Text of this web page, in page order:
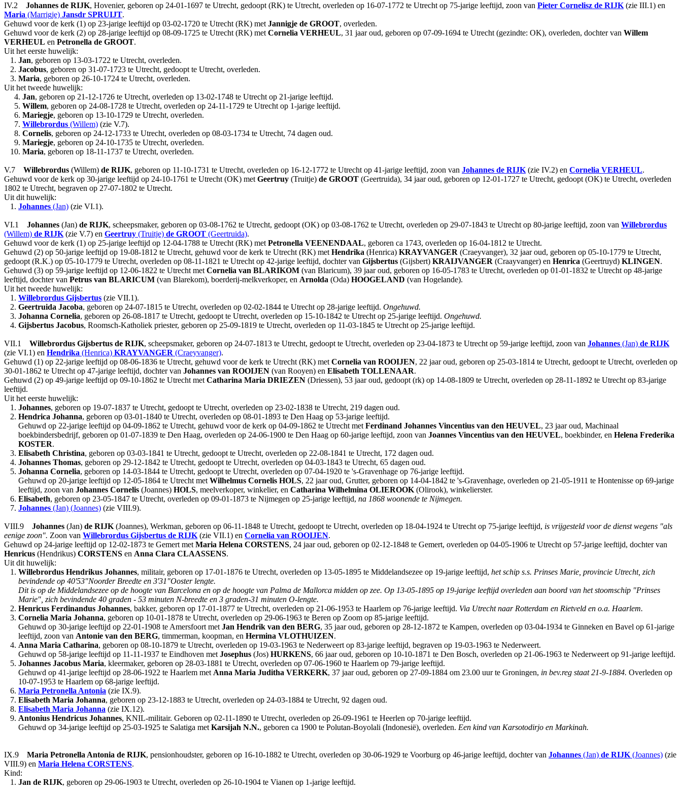
IV.2 Johannes de RIJK, Hovenier, geboren op 24-01-1697 te Utrecht, gedoopt (RK) te Utrecht, overleden op 16-07-1772 te Utrecht op 75-jarige leeftijd, zoon van Pieter Cornelisz de RIJK (zie III.1) en
Maria (Marrigje) Jansdr SPRUIJT.
Gehuwd voor de kerk (1) op 23-jarige leeftijd op 03-02-1720 te Utrecht (RK) met Jannigje de GROOT, overleden.
Gehuwd voor de kerk (2) op 28-jarige leeftijd op 08-09-1725 te Utrecht (RK) met Cornelia VERHEUL, 31 jaar oud, geboren op 07-09-1694 te Utrecht (gezindte: OK), overleden, dochter van Willem
VERHEUL en Petronella de GROOT.
Uit het eerste huwelijk:
1. Jan, geboren op 13-03-1722 te Utrecht, overleden.
2. Jacobus, geboren op 31-07-1723 te Utrecht, gedoopt te Utrecht, overleden.
3. Maria, geboren op 26-10-1724 te Utrecht, overleden.
Uit het tweede huwelijk:
4. Jan, geboren op 21-12-1726 te Utrecht, overleden op 13-02-1748 te Utrecht op 21-jarige leeftijd.
5. Willem, geboren op 24-08-1728 te Utrecht, overleden op 24-11-1729 te Utrecht op 1-jarige leeftijd.
6. Mariegje, geboren op 13-10-1729 te Utrecht, overleden.
7. Willebrordus (Willem) (zie V.7).
8. Cornelis, geboren op 24-12-1733 te Utrecht, overleden op 08-03-1734 te Utrecht, 74 dagen oud.
9. Mariegje, geboren op 24-10-1735 te Utrecht, overleden.
10. Maria, geboren op 18-11-1737 te Utrecht, overleden.
V.7 Willebrordus (Willem) de RIJK, geboren op 11-10-1731 te Utrecht, overleden op 16-12-1772 te Utrecht op 41-jarige leeftijd, zoon van Johannes de RIJK (zie IV.2) en Cornelia VERHEUL.
Gehuwd voor de kerk op 30-jarige leeftijd op 24-10-1761 te Utrecht (OK) met Geertruy (Truitje) de GROOT (Geertruida), 34 jaar oud, geboren op 12-01-1727 te Utrecht, gedoopt (OK) te Utrecht, overleden
1802 te Utrecht, begraven op 27-07-1802 te Utrecht.
Uit dit huwelijk:
1. Johannes (Jan) (zie VI.1).
VI.1 Johannes (Jan) de RIJK, scheepsmaker, geboren op 03-08-1762 te Utrecht, gedoopt (OK) op 03-08-1762 te Utrecht, overleden op 29-07-1843 te Utrecht op 80-jarige leeftijd, zoon van Willebrordus
(Willem) de RIJK (zie V.7) en Geertruy (Truitje) de GROOT (Geertruida).
Gehuwd voor de kerk (1) op 25-jarige leeftijd op 12-04-1788 te Utrecht (RK) met Petronella VEENENDAAL, geboren ca 1743, overleden op 16-04-1812 te Utrecht.
Gehuwd (2) op 50-jarige leeftijd op 19-08-1812 te Utrecht, gehuwd voor de kerk te Utrecht (RK) met Hendrika (Henrica) KRAYVANGER (Craeyvanger), 32 jaar oud, geboren op 05-10-1779 te Utrecht,
gedoopt (R.K.) op 05-10-1779 te Utrecht, overleden op 08-11-1821 te Utrecht op 42-jarige leeftijd, dochter van Gijsbertus (Gijsbert) KRAIJVANGER (Craayvanger) en Henrica (Geertruyd) KLINGEN.
Gehuwd (3) op 59-jarige leeftijd op 12-06-1822 te Utrecht met Cornelia van BLARIKOM (van Blaricum), 39 jaar oud, geboren op 16-05-1783 te Utrecht, overleden op 01-01-1832 te Utrecht op 48-jarige
leeftijd, dochter van Petrus van BLARICUM (van Blarekom), boerderij-melkverkoper, en Arnolda (Oda) HOOGELAND (van Hogelande).
Uit het tweede huwelijk:
1. Willebrordus Gijsbertus (zie VII.1).
2. Geertruida Jacoba, geboren op 24-07-1815 te Utrecht, overleden op 02-02-1844 te Utrecht op 28-jarige leeftijd. Ongehuwd.
3. Johanna Cornelia, geboren op 26-08-1817 te Utrecht, gedoopt te Utrecht, overleden op 15-10-1842 te Utrecht op 25-jarige leeftijd. Ongehuwd.
4. Gijsbertus Jacobus, Roomsch-Katholiek priester, geboren op 25-09-1819 te Utrecht, overleden op 11-03-1845 te Utrecht op 25-jarige leeftijd.
VII.1 Willebrordus Gijsbertus de RIJK, scheepsmaker, geboren op 24-07-1813 te Utrecht, gedoopt te Utrecht, overleden op 23-04-1873 te Utrecht op 59-jarige leeftijd, zoon van Johannes (Jan) de RIJK
(zie VI.1) en Hendrika (Henrica) KRAYVANGER (Craeyvanger).
Gehuwd (1) op 22-jarige leeftijd op 08-06-1836 te Utrecht, gehuwd voor de kerk te Utrecht (RK) met Cornelia van ROOIJEN, 22 jaar oud, geboren op 25-03-1814 te Utrecht, gedoopt te Utrecht, overleden op
30-01-1862 te Utrecht op 47-jarige leeftijd, dochter van Johannes van ROOIJEN (van Rooyen) en Elisabeth TOLLENAAR.
Gehuwd (2) op 49-jarige leeftijd op 09-10-1862 te Utrecht met Catharina Maria DRIEZEN (Driessen), 53 jaar oud, gedoopt (rk) op 14-08-1809 te Utrecht, overleden op 28-11-1892 te Utrecht op 83-jarige
leeftijd.
Uit het eerste huwelijk:
1. Johannes, geboren op 19-07-1837 te Utrecht, gedoopt te Utrecht, overleden op 23-02-1838 te Utrecht, 219 dagen oud.
2. Hendrica Johanna, geboren op 03-01-1840 te Utrecht, overleden op 08-01-1893 te Den Haag op 53-jarige leeftijd.
Gehuwd op 22-jarige leeftijd op 04-09-1862 te Utrecht, gehuwd voor de kerk op 04-09-1862 te Utrecht met Ferdinand Johannes Vincentius van den HEUVEL, 23 jaar oud, Machinaal
boekbindersbedrijf, geboren op 01-07-1839 te Den Haag, overleden op 24-06-1900 te Den Haag op 60-jarige leeftijd, zoon van Joannes Vincentius van den HEUVEL, boekbinder, en Helena Frederika
KOSTER.
3. Elisabeth Christina, geboren op 03-03-1841 te Utrecht, gedoopt te Utrecht, overleden op 22-08-1841 te Utrecht, 172 dagen oud.
4. Johannes Thomas, geboren op 29-12-1842 te Utrecht, gedoopt te Utrecht, overleden op 04-03-1843 te Utrecht, 65 dagen oud.
5. Johanna Cornelia, geboren op 14-03-1844 te Utrecht, gedoopt te Utrecht, overleden op 07-04-1920 te 's-Gravenhage op 76-jarige leeftijd.
Gehuwd op 20-jarige leeftijd op 12-05-1864 te Utrecht met Wilhelmus Cornelis HOLS, 22 jaar oud, Grutter, geboren op 14-04-1842 te 's-Gravenhage, overleden op 21-05-1911 te Hontenisse op 69-jarige
leeftijd, zoon van Johannes Cornelis (Joannes) HOLS, meelverkoper, winkelier, en Catharina Wilhelmina OLIEROOK (Olirook), winkelierster.
6. Elisabeth, geboren op 23-05-1847 te Utrecht, overleden op 09-01-1873 te Nijmegen op 25-jarige leeftijd, na 1868 woonende te Nijmegen.
7. Johannes (Jan) (Joannes) (zie VIII.9).
VIII.9 Johannes (Jan) de RIJK (Joannes), Werkman, geboren op 06-11-1848 te Utrecht, gedoopt te Utrecht, overleden op 18-04-1924 te Utrecht op 75-jarige leeftijd, is vrijgesteld voor de dienst wegens "als
eenige zoon". Zoon van Willebrordus Gijsbertus de RIJK (zie VII.1) en Cornelia van ROOIJEN.
Gehuwd op 24-jarige leeftijd op 12-02-1873 te Gemert met Maria Helena CORSTENS, 24 jaar oud, geboren op 02-12-1848 te Gemert, overleden op 04-05-1906 te Utrecht op 57-jarige leeftijd, dochter van
Henricus (Hendrikus) CORSTENS en Anna Clara CLAASSENS.
Uit dit huwelijk:
1. Willebrordus Hendrikus Johannes, militair, geboren op 17-01-1876 te Utrecht, overleden op 13-05-1895 te Middelandsezee op 19-jarige leeftijd, het schip s.s. Prinses Marie, provincie Utrecht, zich
bevindende op 40'53"Noorder Breedte en 3'31"Ooster lengte.
Dit is op de Middelandsezee op de hoogte van Barcelona en op de hoogte van Palma de Mallorca midden op zee. Op 13-05-1895 op 19-jarige leeftijd overleden aan boord van het stoomschip "Prinses
Marie", zich bevindende 40 graden - 53 minuten N-breedte en 3 graden-31 minuten O-lengte.
2. Henricus Ferdinandus Johannes, bakker, geboren op 17-01-1877 te Utrecht, overleden op 21-06-1953 te Haarlem op 76-jarige leeftijd. Via Utrecht naar Rotterdam en Rietveld en o.a. Haarlem.
3. Cornelia Maria Johanna, geboren op 10-01-1878 te Utrecht, overleden op 29-06-1963 te Beren op Zoom op 85-jarige leeftijd.
Gehuwd op 30-jarige leeftijd op 22-01-1908 te Amersfoort met Jan Hendrik van den BERG, 35 jaar oud, geboren op 28-12-1872 te Kampen, overleden op 03-04-1934 te Ginneken en Bavel op 61-jarige
leeftijd, zoon van Antonie van den BERG, timmerman, koopman, en Hermina VLOTHUIZEN.
4. Anna Maria Catharina, geboren op 08-10-1879 te Utrecht, overleden op 19-03-1963 te Nederweert op 83-jarige leeftijd, begraven op 19-03-1963 te Nederweert.
Gehuwd op 58-jarige leeftijd op 11-11-1937 te Eindhoven met Josephus (Jos) HURKENS, 66 jaar oud, geboren op 10-10-1871 te Den Bosch, overleden op 21-06-1963 te Nederweert op 91-jarige leeftijd.
5. Johannes Jacobus Maria, kleermaker, geboren op 28-03-1881 te Utrecht, overleden op 07-06-1960 te Haarlem op 79-jarige leeftijd.
Gehuwd op 41-jarige leeftijd op 28-06-1922 te Haarlem met Anna Maria Juditha VERKERK, 37 jaar oud, geboren op 27-09-1884 om 23.00 uur te Groningen, in bev.reg staat 21-9-1884. Overleden op
10-07-1953 te Haarlem op 68-jarige leeftijd.
6. Maria Petronella Antonia (zie IX.9).
7. Elisabeth Maria Johanna, geboren op 23-12-1883 te Utrecht, overleden op 24-03-1884 te Utrecht, 92 dagen oud.
8. Elisabeth Maria Johanna (zie IX.12).
9. Antonius Hendricus Johannes, KNIL-militair. Geboren op 02-11-1890 te Utrecht, overleden op 26-09-1961 te Heerlen op 70-jarige leeftijd.
Gehuwd op 34-jarige leeftijd op 25-03-1925 te Salatiga met Karsijah N.N., geboren ca 1900 te Polutan-Boyolali (Indonesië), overleden. Een kind van Karsotodirjo en Markinah.
IX.9 Maria Petronella Antonia de RIJK, pensionhoudster, geboren op 16-10-1882 te Utrecht, overleden op 30-06-1929 te Voorburg op 46-jarige leeftijd, dochter van Johannes (Jan) de RIJK (Joannes) (zie
VIII.9) en Maria Helena CORSTENS.
Kind:
1. Jan de RIJK, geboren op 29-06-1903 te Utrecht, overleden op 26-10-1904 te Vianen op 1-jarige leeftijd.